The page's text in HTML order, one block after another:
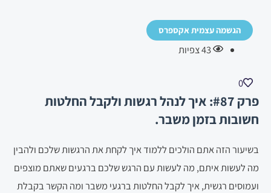
הגשמה עצמית אקספרס
43צפיות
0
פרק #87: איך לנהל רגשות ולקבל החלטות
חשובות בזמן משבר.
בשיעור הזה אתם הולכים ללמוד איך לקחת את הרגשות שלכם ולהבין
מה לעשות איתם, מה לעשות עם הרגש שלכם ברגעים שאתם מוצפים
ועמוסים רגשית, איך לקבל החלטות ברגעי משבר ומה הקשר בקבלת